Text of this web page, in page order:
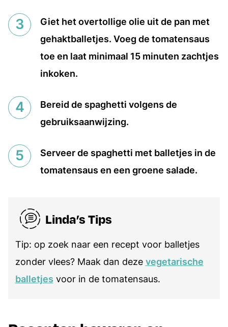
Giet het overtollige olie uit de pan met
gehaktballetjes. Voeg de tomatensaus
toe en laat minimaal 15 minuten zachtjes
inkoken.
Bereid de spaghetti volgens de
gebruiksaanwijzing.
Serveer de spaghetti met balletjes in de
tomatensaus en een groene salade.
Linda’s Tips
Tip: op zoek naar een recept voor balletjes
zonder vlees? Maak dan deze vegetarische
balletjes voor in de tomatensaus.